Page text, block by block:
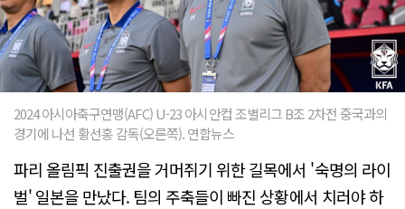
2024 아시아축구연맹(AFC) U-23 아시안컵 조별리그 B조 2차전 중국과의
경기에 나선 황선홍 감독(오른쪽). 연합뉴스
파리 올림픽 진출권을 거머쥐기 위한 길목에서 '숙명의 라이
벌' 일본을 만났다. 팀의 주축들이 빠진 상황에서 치러야 하